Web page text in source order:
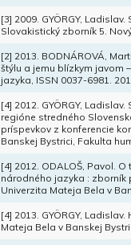
[3] 2009. GYÖRGY,
Slovakistický zborník 5.
[2] 2013. BODNÁROVÁ,
štýlu a jemu blízkym javom
jazyka, ISSN 0037-6981.
[4] 2012. GYÖRGY,
regióne stredného
príspevkov z konferencie
Banskej Bystrici, Fakulta
[4] 2012. ODALOŠ, Pavol.
národného jazyka : zborník
Univerzita Mateja Bela v
[4] 2013. GYÖRGY,
Mateja Bela v Banskej